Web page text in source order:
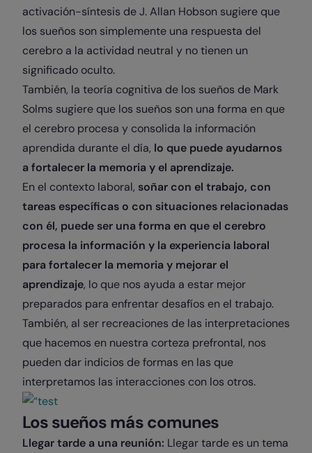
activación-síntesis de J. Allan Hobson sugiere que
los sueños son simplemente una respuesta del
cerebro a la actividad neutral y no tienen un
significado oculto.
También, la teoría cognitiva de los sueños de Mark
Solms sugiere que los sueños son una forma en que
el cerebro procesa y consolida la información
aprendida durante el día, lo que puede ayudarnos
a fortalecer la memoria y el aprendizaje.
En el contexto laboral, soñar con el trabajo, con
tareas específicas o con situaciones relacionadas
con él, puede ser una forma en que el cerebro
procesa la información y la experiencia laboral
para fortalecer la memoria y mejorar el
aprendizaje, lo que nos ayuda a estar mejor
preparados para enfrentar desafíos en el trabajo.
También, al ser recreaciones de las interpretaciones
que hacemos en nuestra corteza prefrontal, nos
pueden dar indicios de formas en las que
interpretamos las interacciones con los otros.
Los sueños más comunes
Llegar tarde a una reunión: Llegar tarde es un tema